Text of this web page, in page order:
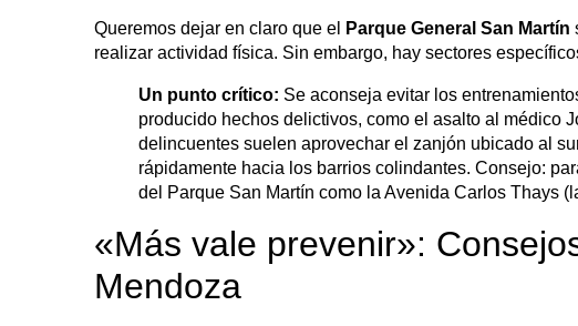
Queremos dejar en claro que el Parque General San Martín
realizar actividad física. Sin embargo, hay sectores
Un punto crítico: Se aconseja evitar los
producido hechos delictivos, como el asalto al médico
delincuentes suelen aprovechar el zanjón ubicado al
rápidamente hacia los barrios colindantes. Consejo:
del Parque San Martín como la Avenida Carlos Thays
«Más vale prevenir»:
Mendoza